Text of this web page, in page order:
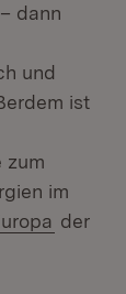
dann
und
ist
zum
im
(Öffnet
der